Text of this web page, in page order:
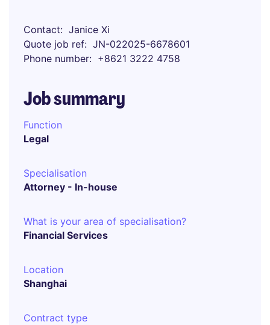
Contact
Janice Xi
Quote job ref
JN-022025-6678601
Phone number
+8621 3222 4758
Job summary
Function
Legal
Specialisation
Attorney - In-house
What is your area of specialisation?
Financial Services
Location
Shanghai
Contract type